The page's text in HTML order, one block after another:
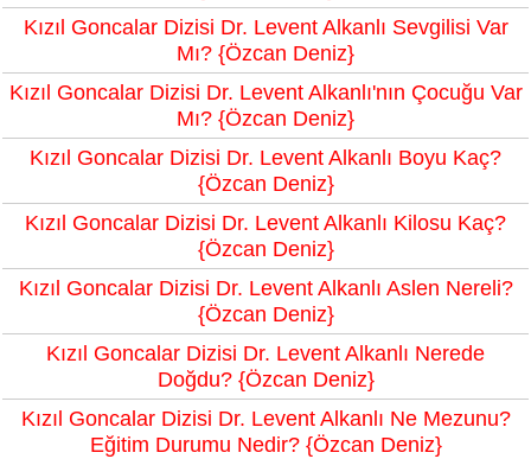
Kızıl Goncalar Dizisi Dr. Levent Alkanlı Sevgilisi Var
Mı? {Özcan Deniz}
Kızıl Goncalar Dizisi Dr. Levent Alkanlı'nın Çocuğu Var
Mı? {Özcan Deniz}
Kızıl Goncalar Dizisi Dr. Levent Alkanlı Boyu Kaç?
{Özcan Deniz}
Kızıl Goncalar Dizisi Dr. Levent Alkanlı Kilosu Kaç?
{Özcan Deniz}
Kızıl Goncalar Dizisi Dr. Levent Alkanlı Aslen Nereli?
{Özcan Deniz}
Kızıl Goncalar Dizisi Dr. Levent Alkanlı Nerede
Doğdu? {Özcan Deniz}
Kızıl Goncalar Dizisi Dr. Levent Alkanlı Ne Mezunu?
Eğitim Durumu Nedir? {Özcan Deniz}